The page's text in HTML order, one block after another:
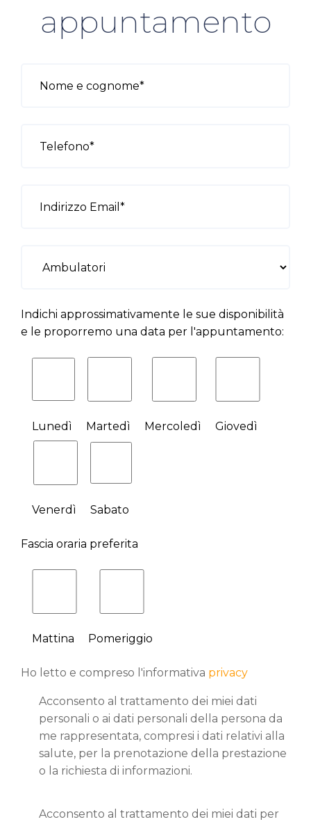
appuntamento
Indichi approssimativamente le sue disponibilità
e le proporremo una data per l'appuntamento:
Lunedì Martedì Mercoledì Giovedì
Venerdì Sabato
Fascia oraria preferita
Mattina Pomeriggio
Ho letto e compreso l'informativa privacy
Acconsento al trattamento dei miei dati
personali o ai dati personali della persona da
me rappresentata, compresi i dati relativi alla
salute, per la prenotazione della prestazione
o la richiesta di informazioni.
Acconsento al trattamento dei miei dati per